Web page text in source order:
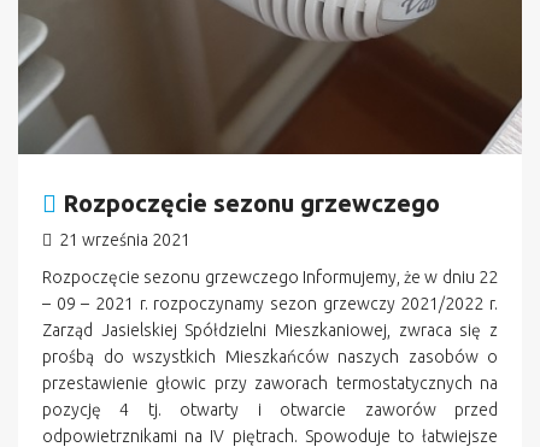
Rozpoczęcie sezonu grzewczego
21 września 2021
Rozpoczęcie sezonu grzewczego Informujemy, że w dniu 22
– 09 – 2021 r. rozpoczynamy sezon grzewczy 2021/2022 r.
Zarząd Jasielskiej Spółdzielni Mieszkaniowej, zwraca się z
prośbą do wszystkich Mieszkańców naszych zasobów o
przestawienie głowic przy zaworach termostatycznych na
pozycję 4 tj. otwarty i otwarcie zaworów przed
odpowietrznikami na IV piętrach. Spowoduje to łatwiejsze